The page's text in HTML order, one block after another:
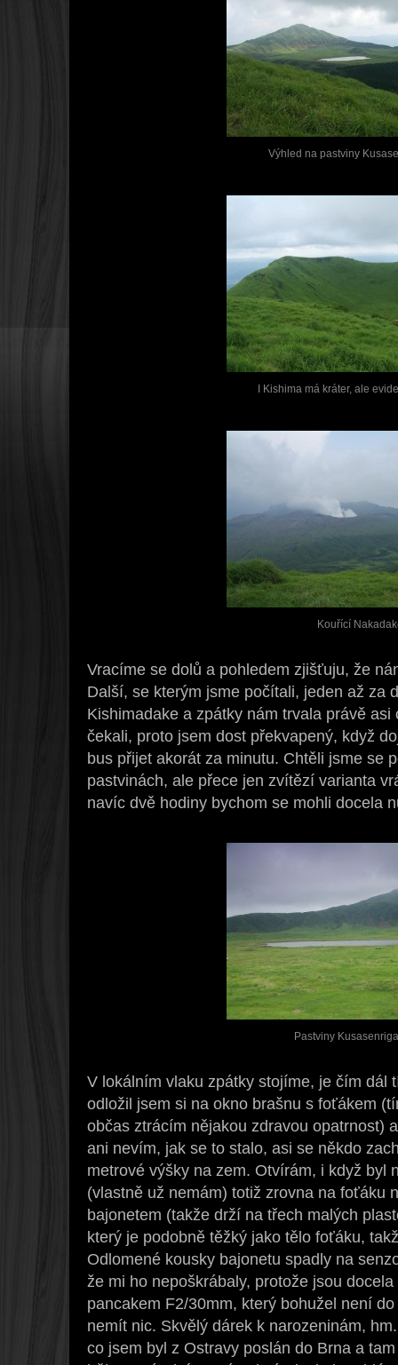
Výhled na pastviny
I Kishima má kráter, ale
Kouřící
Vracíme se dolů a pohledem zjišťuju, že
Další, se kterým jsme počítali, jeden až za
Kishimadake a zpátky nám trvala právě
čekali, proto jsem dost překvapený, když
bus přijet akorát za minutu. Chtěli jsme se
pastvinách, ale přece jen zvítězí varianta
navíc dvě hodiny bychom se mohli docela
Pastviny
V lokálním vlaku zpátky stojíme, je čím dál
odložil jsem si na okno brašnu s foťákem
občas ztrácím nějakou zdravou opatrnost)
ani nevím, jak se to stalo, asi se někdo
metrové výšky na zem. Otvírám, i když byl
(vlastně už nemám) totiž zrovna na foťáku
bajonetem (takže drží na třech malých
který je podobně těžký jako tělo foťáku,
Odlomené kousky bajonetu spadly na
že mi ho nepoškrábaly, protože jsou
pancakem F2/30mm, který bohužel není
nemít nic. Skvělý dárek k narozeninám,
co jsem byl z Ostravy poslán do Brna a